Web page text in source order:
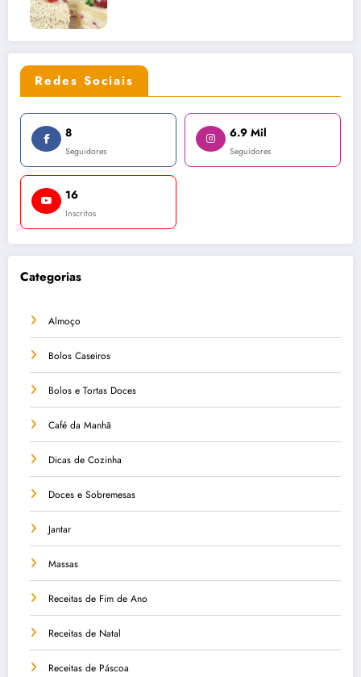
Redes Sociais
8
Seguidores
6.9 Mil
Seguidores
16
Inscritos
Categorias
Almoço
Bolos Caseiros
Bolos e Tortas Doces
Café da Manhã
Dicas de Cozinha
Doces e Sobremesas
Jantar
Massas
Receitas de Fim de Ano
Receitas de Natal
Receitas de Páscoa